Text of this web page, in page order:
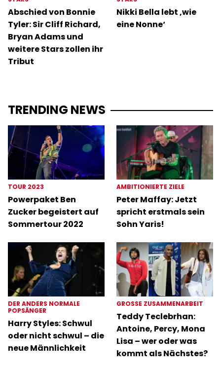
Abschied von Bonnie
Tyler: Sir Cliff Richard,
Bryan Adams und
weitere Stars zollen ihr
Tribut
Nikki Bella lebt ‚wie
eine Nonne‘
TRENDING NEWS
TOUR 2023
Powerpaket Ben
Zucker begeistert auf
Sommertour 2022
AMBITIONIERTE ZIELE
Peter Maffay: Jetzt
spricht erstmals sein
Sohn Yaris!
DER ANDERS NORMALE
POPSÄNGER
Harry Styles: Schwul
oder nicht schwul – die
neue Männlichkeit
GROSSE ZUSAMMENARBEIT
Teddy Teclebrhan:
Antoine, Percy, Mona
Lisa – wer oder was
kommt als Nächstes?